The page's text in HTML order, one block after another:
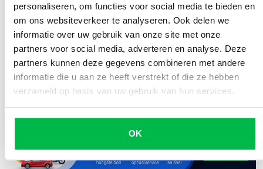
personaliseren, om functies voor social media te bieden en
om ons websiteverkeer te analyseren. Ook delen we
informatie over uw gebruik van onze site met onze
partners voor social media, adverteren en analyse. Deze
partners kunnen deze gegevens combineren met andere
informatie die u aan ze heeft verstrekt of die ze hebben
verzameld op basis van uw gebruik van hun services.
OK
alcoholpercentage?
Waarom zijn deze hoeveelheden vastgesteld?
Geplaatst door
Denise Meijer
Delen